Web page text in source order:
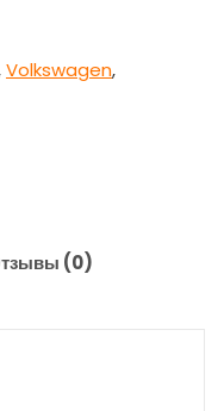
Volkswagen,
(0)